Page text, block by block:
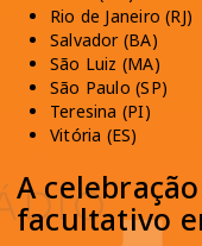
Rio de Janeiro (RJ)
Salvador (BA)
São Luiz (MA)
São Paulo (SP)
Teresina (PI)
Vitória (ES)
A
facultativo